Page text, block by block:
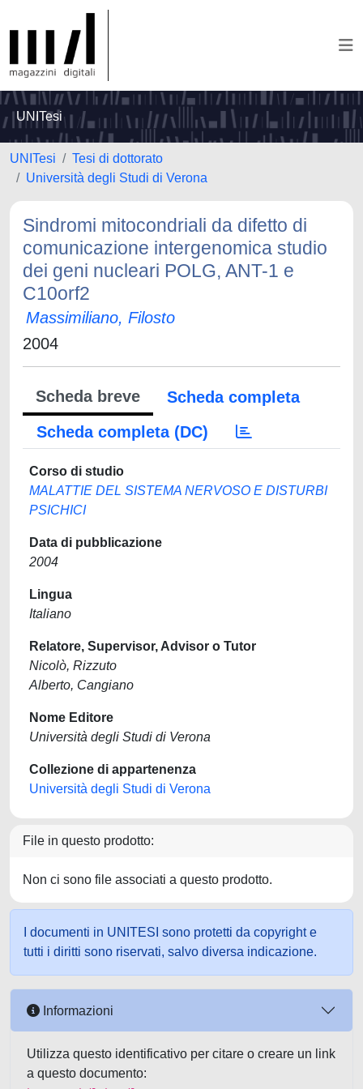
UNITesi
UNITesi
Tesi di dottorato
Università degli Studi di Verona
Sindromi mitocondriali da difetto di
comunicazione intergenomica studio
dei geni nucleari POLG, ANT-1 e
C10orf2
Massimiliano, Filosto
2004
Scheda breve
Scheda completa
Scheda completa (DC)
Corso di studio
MALATTIE DEL SISTEMA NERVOSO E DISTURBI
PSICHICI
Data di pubblicazione
2004
Lingua
Italiano
Relatore, Supervisor, Advisor o Tutor
Nicolò, Rizzuto
Alberto, Cangiano
Nome Editore
Università degli Studi di Verona
Collezione di appartenenza
Università degli Studi di Verona
File in questo prodotto:
Non ci sono file associati a questo prodotto.
I documenti in UNITESI sono protetti da copyright e
tutti i diritti sono riservati, salvo diversa indicazione.
Informazioni
Utilizza questo identificativo per citare o creare un link
a questo documento: